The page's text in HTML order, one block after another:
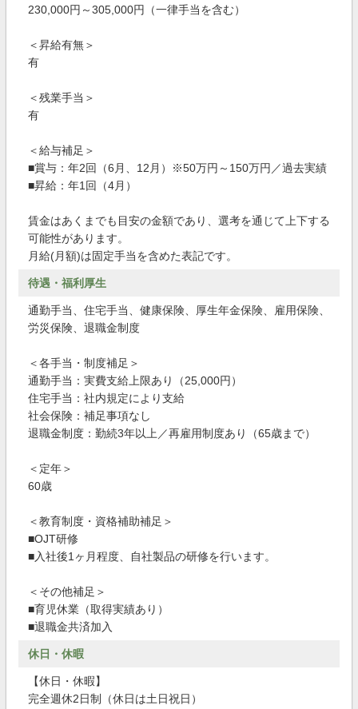
230,000円～305,000円（一律手当を含む）
＜昇給有無＞
有
＜残業手当＞
有
＜給与補足＞
■賞与：年2回（6月、12月）※50万円～150万円／過去実績
■昇給：年1回（4月）
賃金はあくまでも目安の金額であり、選考を通じて上下する
可能性があります。
月給(月額)は固定手当を含めた表記です。
待遇・福利厚生
通勤手当、住宅手当、健康保険、厚生年金保険、雇用保険、
労災保険、退職金制度
＜各手当・制度補足＞
通勤手当：実費支給上限あり（25,000円）
住宅手当：社内規定により支給
社会保険：補足事項なし
退職金制度：勤続3年以上／再雇用制度あり（65歳まで）
＜定年＞
60歳
＜教育制度・資格補助補足＞
■OJT研修
■入社後1ヶ月程度、自社製品の研修を行います。
＜その他補足＞
■育児休業（取得実績あり）
■退職金共済加入
休日・休暇
【休日・休暇】
完全週休2日制（休日は土日祝日）